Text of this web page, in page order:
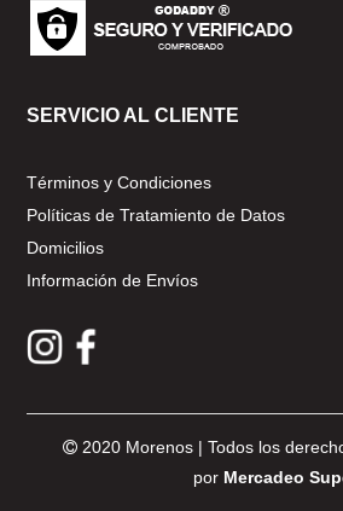
SERVICIO AL CLIENTE
Términos y Condiciones
Políticas de Tratamiento de Datos
Domicilios
Información de Envíos
2020 Morenos | Todos los
por Mercadeo